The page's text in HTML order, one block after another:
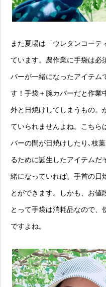
また夏場は「ウレタンコーテ
ています。農作業に手袋は必
バーが一緒になったアイテム
す！手袋＋腕カバーだと作業
外と日焼けしてしまうもの。
ていられませんよね。こちら
バーの間が日焼けしたり､枝
るために誕生したアイテムだ
緒になっていれば、手首の日
とができます。しかも、お値
とって手袋は消耗品なので、
ですよね。